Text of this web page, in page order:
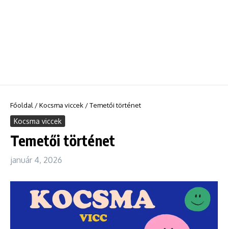
Főoldal /Kocsma viccek /Temetői történet
Kocsma viccek
Temetői történet
január 4, 2026